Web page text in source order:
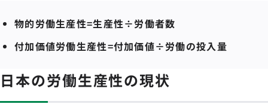
物的労働生産性=生産性÷労働者数
付加価値労働生産性=付加価値÷労働の投入量
日本の労働生産性の現状